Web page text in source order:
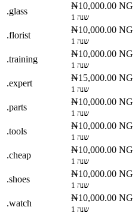
.glass
₦10,000.00 NG
1 שנה
.florist
₦10,000.00 NG
1 שנה
.training
₦10,000.00 NG
1 שנה
.expert
₦15,000.00 NG
1 שנה
.parts
₦10,000.00 NG
1 שנה
.tools
₦10,000.00 NG
1 שנה
.cheap
₦10,000.00 NG
1 שנה
.shoes
₦10,000.00 NG
1 שנה
.watch
₦10,000.00 NG
1 שנה